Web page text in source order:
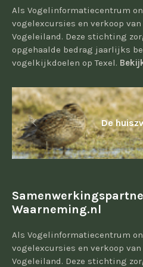
Als Vogelinformatiecentrum
vogelexcursies en verkoop
Vogeleiland. Deze stichting
opgehaalde bedrag jaarlijks
vogelkijkdoelen op Texel.
De
Waarneming.nl
Als Vogelinformatiecentrum
vogelexcursies en verkoop
Vogeleiland. Deze stichting